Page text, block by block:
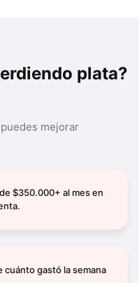
plata?
mejorar
$350.000+ al mes en
cuánto gastó la semana